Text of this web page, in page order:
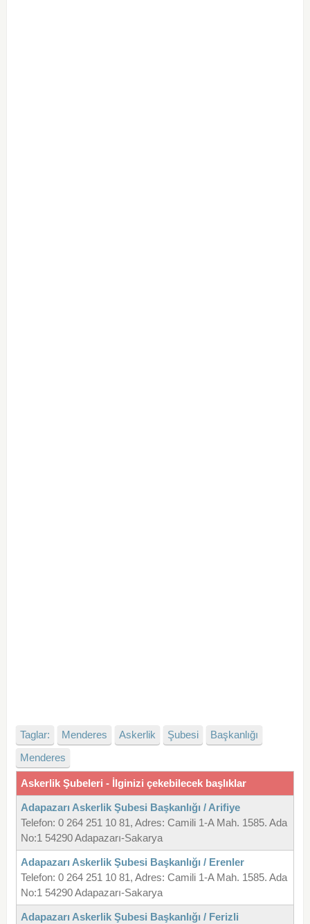
Taglar: Menderes Askerlik Şubesi
Başkanlığı
Menderes
Askerlik Şubeleri - İlginizi çekebilecek başlıklar
Adapazarı Askerlik Şubesi Başkanlığı / Arifiye
Telefon: 0 264 251 10 81, Adres: Camili 1-A Mah. 1585. Ada
No:1 54290 Adapazarı-Sakarya
Adapazarı Askerlik Şubesi Başkanlığı / Erenler
Telefon: 0 264 251 10 81, Adres: Camili 1-A Mah. 1585. Ada
No:1 54290 Adapazarı-Sakarya
Adapazarı Askerlik Şubesi Başkanlığı / Ferizli